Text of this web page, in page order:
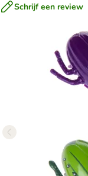
Schrijf een review